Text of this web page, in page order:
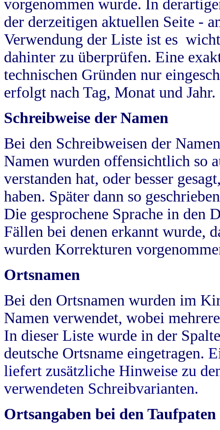
vorgenommen wurde. In
der derzeitigen aktuellen Seite -
Verwendung der Liste ist es
dahinter zu überprüfen. Eine
technischen Gründen nur
erfolgt nach Tag, Monat und Jahr.
Schreibweise der Namen
Bei den Schreibweisen der
Namen wurden offensichtlich so
verstanden hat, oder besser
haben. Später dann so
Die gesprochene Sprache in
Fällen bei denen erkannt wurde,
wurden Korrekturen
Ortsnamen
Bei den Ortsnamen wurden im
Namen verwendet, wobei
In dieser Liste wurde in der
deutsche Ortsname eingetragen.
liefert zusätzliche Hinweise zu
verwendeten Schreibvarianten.
Ortsangaben bei den Taufpaten